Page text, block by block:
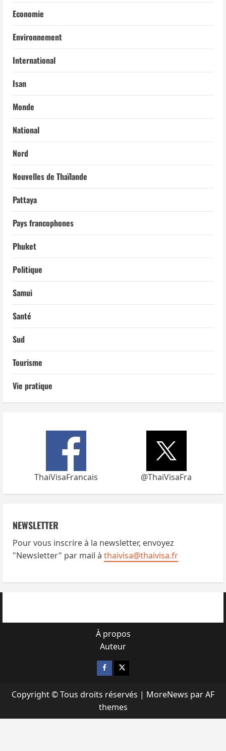
Economie
Environnement
International
Isan
Monde
National
Nord
Nouvelles de Thaïlande
Pattaya
Pays francophones
Phuket
Politique
Samui
Santé
Sud
Tourisme
Vie pratique
ThaiVisaFrancais @ThaiVisaFra
NEWSLETTER
Pour vous inscrire à la newsletter, envoyez
"Newsletter" par mail à thaivisa@thaivisa.fr
À propos
Auteur
Facebook
X
Copyright © Tous droits réservés | MoreNews par AF
themes